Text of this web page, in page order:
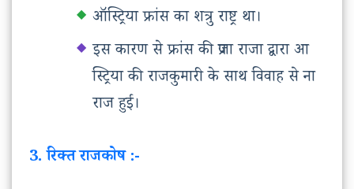
ऑस्ट्रियाफ्रांसका शत्रुराष्ट्र था।
इसकारणसेफ्रांसकीप्रजाराजाद्वाराआ
स्ट्रियाकीराजकुमारीकेसाथविवाहसेना
राजहुई।
3. रिक्त राजकोष :-